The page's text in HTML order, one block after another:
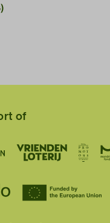
of